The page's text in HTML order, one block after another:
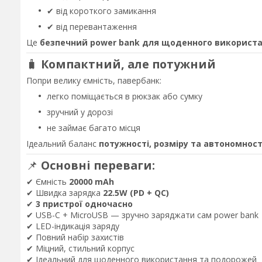
✔ від короткого замикання
✔ від перевантаження
Це безпечний power bank для щоденного
🧳 Компактний, але потужний
Попри велику ємність, павербанк:
легко поміщається в рюкзак або сумку
зручний у дорозі
не займає багато місця
Ідеальний баланс потужності, розміру та
📌 Основні переваги:
✔ Ємність 20000 mAh
✔ Швидка зарядка 22.5W (PD + QC)
✔ 3 пристрої одночасно
✔ USB-C + MicroUSB — зручно заряджати сам power bank
✔ LED-індикація заряду
✔ Повний набір захистів
✔ Міцний, стильний корпус
✔ Ідеальний для щоденного використання та подорожей